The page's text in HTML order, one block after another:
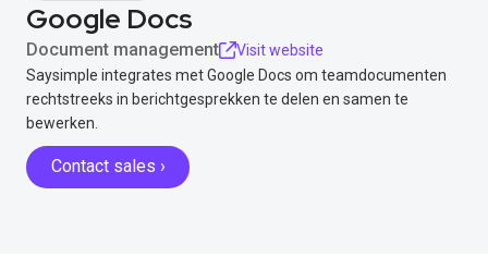
Google Docs
Document management
Visit website
Saysimple integrates met Google Docs om teamdocumenten
rechtstreeks in berichtgesprekken te delen en samen te
bewerken.
Contact sales ›